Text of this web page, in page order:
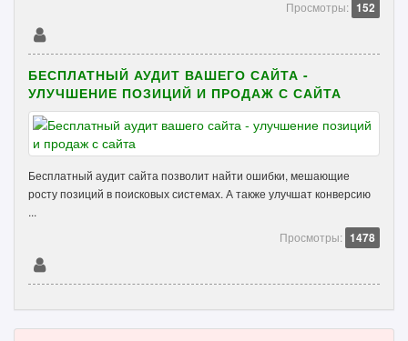
Просмотры: 152
БЕСПЛАТНЫЙ АУДИТ ВАШЕГО САЙТА -
УЛУЧШЕНИЕ ПОЗИЦИЙ И ПРОДАЖ С САЙТА
Бесплатный аудит сайта позволит найти ошибки, мешающие
росту позиций в поисковых системах. А также улучшат конверсию
...
Просмотры: 1478